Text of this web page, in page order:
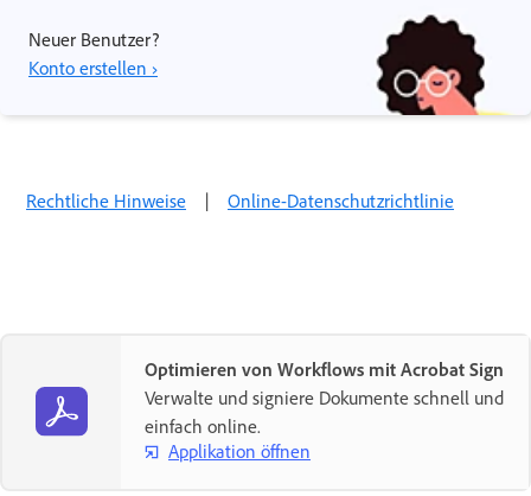
Neuer Benutzer?
Konto erstellen ›
Rechtliche Hinweise | Online-Datenschutzrichtlinie
Optimieren von Workflows mit Acrobat Sign
Verwalte und signiere Dokumente schnell und
einfach online.
Applikation öffnen